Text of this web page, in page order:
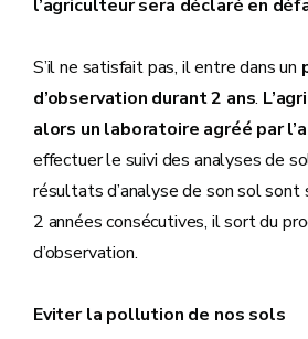
l’agriculteur sera déclaré en
S’il ne satisfait pas, il entre dans un
d’observation durant 2 ans.
alors un laboratoire agréé par
effectuer le suivi des analyses de
résultats d’analyse de son sol sont
2 années consécutives, il sort du
d’observation.
Eviter la pollution de nos sols